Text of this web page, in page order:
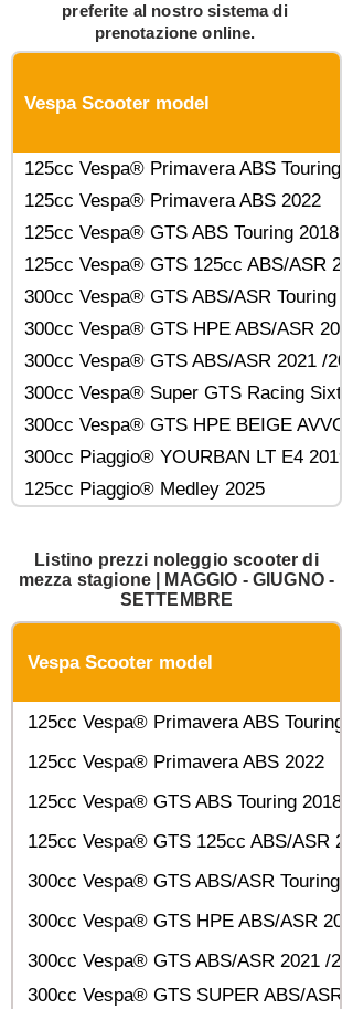
preferite al nostro sistema di
prenotazione online.
Vespa Scooter model
125cc Vespa® Primavera ABS Touring
125cc Vespa® Primavera ABS 2022
125cc Vespa® GTS ABS Touring 2018
125cc Vespa® GTS 125cc ABS/ASR
300cc Vespa® GTS ABS/ASR Touring
300cc Vespa® GTS HPE ABS/ASR 2020
300cc Vespa® GTS ABS/ASR 2021 /
300cc Vespa® Super GTS Racing
300cc Vespa® GTS HPE BEIGE
300cc Piaggio® YOURBAN LT E4 2019
125cc Piaggio® Medley 2025
Listino prezzi noleggio scooter di
mezza stagione | MAGGIO - GIUGNO -
SETTEMBRE
Vespa Scooter model
125cc Vespa® Primavera ABS Touring
125cc Vespa® Primavera ABS 2022
125cc Vespa® GTS ABS Touring 2018
125cc Vespa® GTS 125cc ABS/ASR
300cc Vespa® GTS ABS/ASR Touring
300cc Vespa® GTS HPE ABS/ASR 2020
300cc Vespa® GTS ABS/ASR 2021 /
300cc Vespa® GTS SUPER ABS/ASR